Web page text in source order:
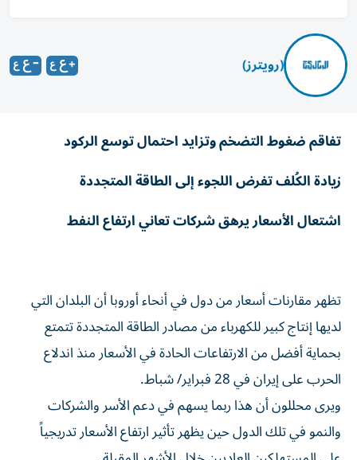
(رويترز)
تفاقم ضغوط التضخم وتزايد احتمال توسع الركود
زيادة الكُلف تفرض اللجوء إلى الطاقة المتجددة
اشتعال الأسعار يرهق شركات تعاني ارتفاع النفط
تظهر مقارنات أسعار من دول ‌في أنحاء أوروبا أن البلدان التي
لديها إنتاج كبير للكهرباء من مصادر الطاقة المتجددة تتمتع
بحماية أفضل من الارتفاعات الحادة ​في الأسعار منذ اندلاع
⁠الحرب على إيران في 28 فبراير/ شباط.
ويرى محللون أن هذا ربما يسهم في ‌دعم الأسر والشركات
والنمو في تلك الدول ‌حين يظهر تأثير ارتفاع الأسعار تدريجياً